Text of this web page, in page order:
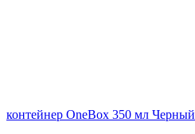
контейнер OneBox 350 мл Черный